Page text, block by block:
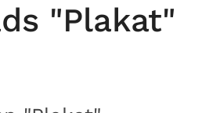
"Plakat"